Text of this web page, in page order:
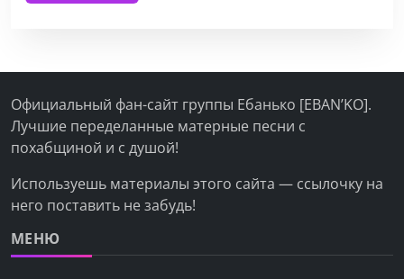
Официальный фан-сайт группы Ебанько [EBAN’KO].
Лучшие переделанные матерные песни с
похабщиной и с душой!
Используешь материалы этого сайта — ссылочку на
него поставить не забудь!
МЕНЮ